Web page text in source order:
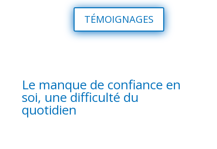
TÉMOIGNAGES
Le manque de confiance en
soi, une difficulté du
quotidien